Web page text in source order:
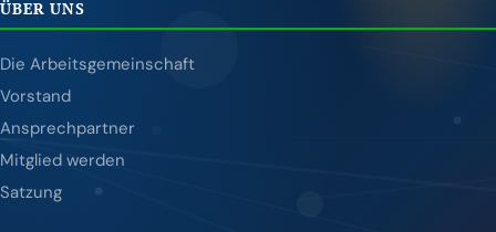
ÜBER UNS
Die Arbeitsgemeinschaft
Vorstand
Ansprechpartner
Mitglied werden
Satzung